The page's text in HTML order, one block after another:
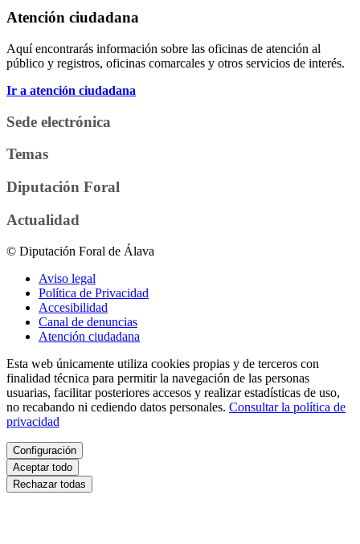
Atención ciudadana
Aquí encontrarás información sobre las oficinas de atención al
público y registros, oficinas comarcales y otros servicios de interés.
Ir a atención ciudadana
Sede electrónica
Temas
Diputación Foral
Actualidad
© Diputación Foral de Álava
Aviso legal
Política de Privacidad
Accesibilidad
Canal de denuncias
Atención ciudadana
Esta web únicamente utiliza cookies propias y de terceros con
finalidad técnica para permitir la navegación de las personas
usuarias, facilitar posteriores accesos y realizar estadísticas de uso,
no recabando ni cediendo datos personales. Consultar la política de
privacidad
Configuración
Aceptar todo
Rechazar todas